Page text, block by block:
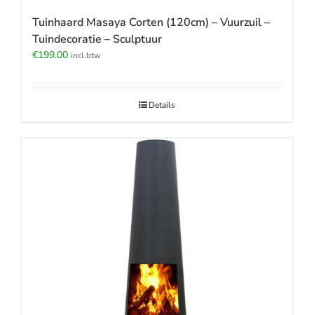
Tuinhaard Masaya Corten (120cm) – Vuurzuil –
Tuindecoratie – Sculptuur
€199.00 incl.btw
Details